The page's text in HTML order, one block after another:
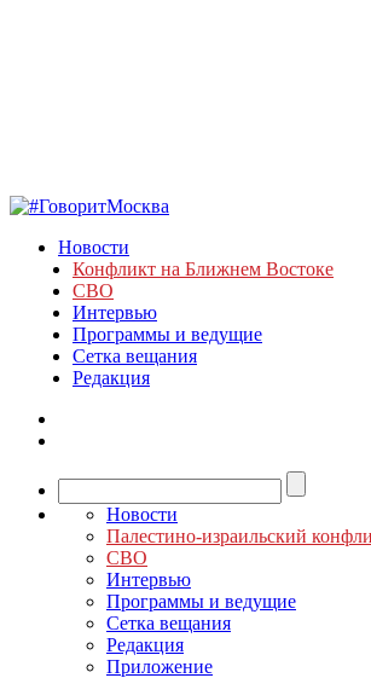
Новости
Конфликт на Ближнем Востоке
СВО
Интервью
Программы и ведущие
Сетка вещания
Редакция
Новости
Палестино-израильский
СВО
Интервью
Программы и ведущие
Сетка вещания
Редакция
Приложение